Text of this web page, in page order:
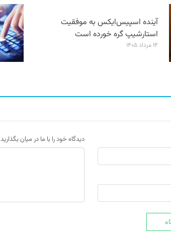
آینده اسپیس‌ایکس به موفقیت
استارشیپ گره خورده است
۱۴ مرداد ۱۴۰۵
دیدگاه خود را با ما در میان بگذارید